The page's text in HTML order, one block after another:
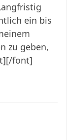
ein bis
zu geben,
font]